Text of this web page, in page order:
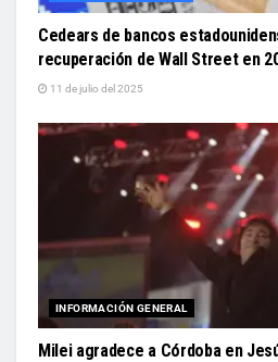
Cedears de bancos
recuperación de Wall Street en
11 de julio del 2025
INFORMACIÓN GENERAL
Milei agradece a Córdoba en